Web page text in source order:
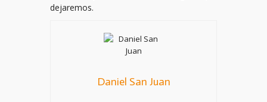
dejaremos.
Daniel San Juan